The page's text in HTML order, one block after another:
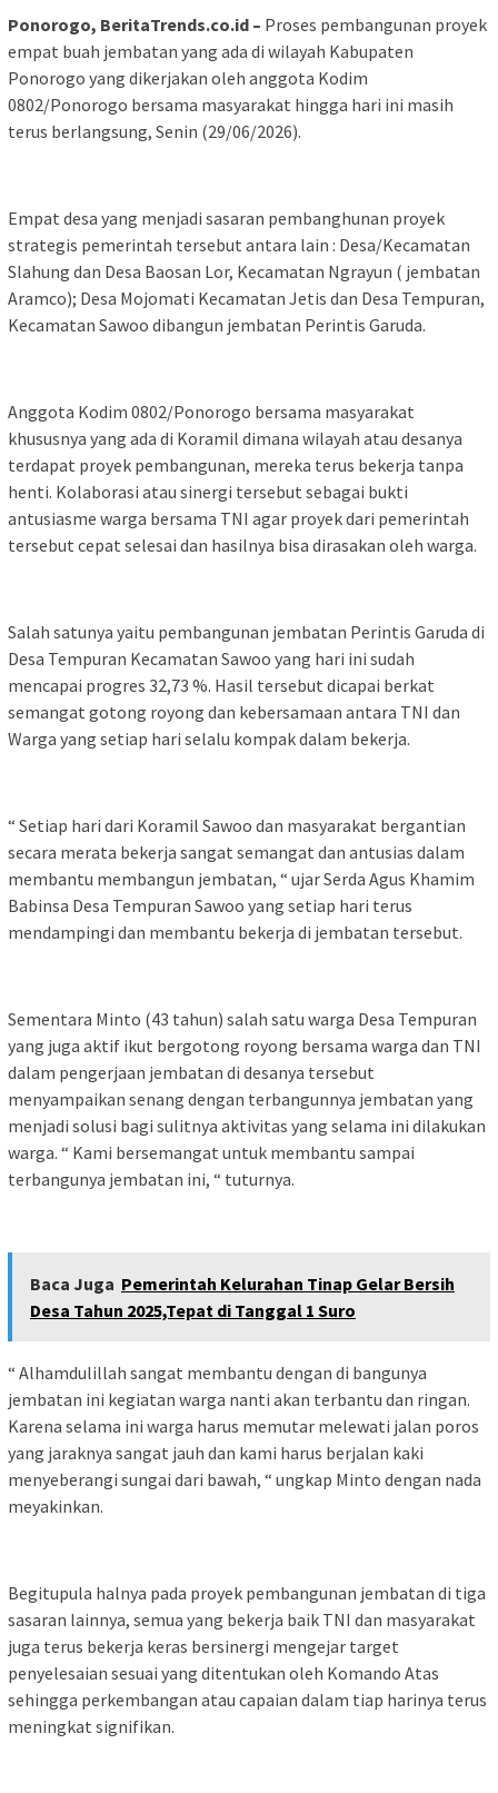
Ponorogo, BeritaTrends.co.id – Proses pembangunan proyek
empat buah jembatan yang ada di wilayah Kabupaten
Ponorogo yang dikerjakan oleh anggota Kodim
0802/Ponorogo bersama masyarakat hingga hari ini masih
terus berlangsung, Senin (29/06/2026).
Empat desa yang menjadi sasaran pembanghunan proyek
strategis pemerintah tersebut antara lain : Desa/Kecamatan
Slahung dan Desa Baosan Lor, Kecamatan Ngrayun ( jembatan
Aramco); Desa Mojomati Kecamatan Jetis dan Desa Tempuran,
Kecamatan Sawoo dibangun jembatan Perintis Garuda.
Anggota Kodim 0802/Ponorogo bersama masyarakat
khususnya yang ada di Koramil dimana wilayah atau desanya
terdapat proyek pembangunan, mereka terus bekerja tanpa
henti. Kolaborasi atau sinergi tersebut sebagai bukti
antusiasme warga bersama TNI agar proyek dari pemerintah
tersebut cepat selesai dan hasilnya bisa dirasakan oleh warga.
Salah satunya yaitu pembangunan jembatan Perintis Garuda di
Desa Tempuran Kecamatan Sawoo yang hari ini sudah
mencapai progres 32,73 %. Hasil tersebut dicapai berkat
semangat gotong royong dan kebersamaan antara TNI dan
Warga yang setiap hari selalu kompak dalam bekerja.
“ Setiap hari dari Koramil Sawoo dan masyarakat bergantian
secara merata bekerja sangat semangat dan antusias dalam
membantu membangun jembatan, “ ujar Serda Agus Khamim
Babinsa Desa Tempuran Sawoo yang setiap hari terus
mendampingi dan membantu bekerja di jembatan tersebut.
Sementara Minto (43 tahun) salah satu warga Desa Tempuran
yang juga aktif ikut bergotong royong bersama warga dan TNI
dalam pengerjaan jembatan di desanya tersebut
menyampaikan senang dengan terbangunnya jembatan yang
menjadi solusi bagi sulitnya aktivitas yang selama ini dilakukan
warga. “ Kami bersemangat untuk membantu sampai
terbangunya jembatan ini, “ tuturnya.
Baca Juga Pemerintah Kelurahan Tinap Gelar Bersih
Desa Tahun 2025,Tepat di Tanggal 1 Suro
“ Alhamdulillah sangat membantu dengan di bangunya
jembatan ini kegiatan warga nanti akan terbantu dan ringan.
Karena selama ini warga harus memutar melewati jalan poros
yang jaraknya sangat jauh dan kami harus berjalan kaki
menyeberangi sungai dari bawah, “ ungkap Minto dengan nada
meyakinkan.
Begitupula halnya pada proyek pembangunan jembatan di tiga
sasaran lainnya, semua yang bekerja baik TNI dan masyarakat
juga terus bekerja keras bersinergi mengejar target
penyelesaian sesuai yang ditentukan oleh Komando Atas
sehingga perkembangan atau capaian dalam tiap harinya terus
meningkat signifikan.